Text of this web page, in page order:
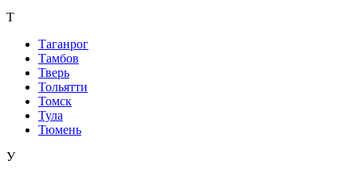
Т
Таганрог
Тамбов
Тверь
Тольятти
Томск
Тула
Тюмень
У